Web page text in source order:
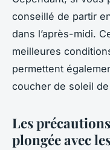
conseillé de partir
dans l’après-midi.
meilleures
permettent
coucher de soleil
Les
plongée avec